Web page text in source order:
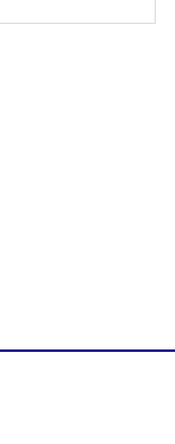
Twitter)
email